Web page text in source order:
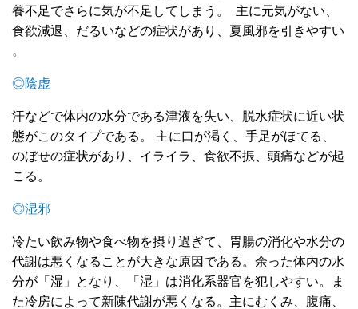
養不足でさらに気が不足してしまう。 主に元気がない、
食欲減退、だるいなどの症状があり、夏風邪を引きやすい
。
◎陰虚
汗などで体内の水分である津液を失い、脱水症状に近い状
態がこのタイプである。 主に口が渇く、手足がほてる、
のぼせの症状があり、イライラ、食欲不振、頭痛などが起
こる。
◎湿邪
冷たい飲み物や食べ物を摂り過ぎて、胃腸の消化や水分の
代謝は悪くなることが大きな原因である。余った体内の水
分が「湿」となり、「湿」は消化系器官を犯しやすい。ま
た冷房によって新陳代謝が悪くなる。 主にむくみ、腹痛、